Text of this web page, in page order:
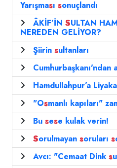
Yarışması sonuçlandı
ÂKİF’İN SULTAN
NEREDEN GELİYOR?
Şiirin sultanları
Cumhurbaşkanı'ndan
Hamdullahpur’a
"Osmanlı kapıları"
Bu sese kulak verin!
Sorulmayan soruları s
Avcı: "Cemaat Dink s